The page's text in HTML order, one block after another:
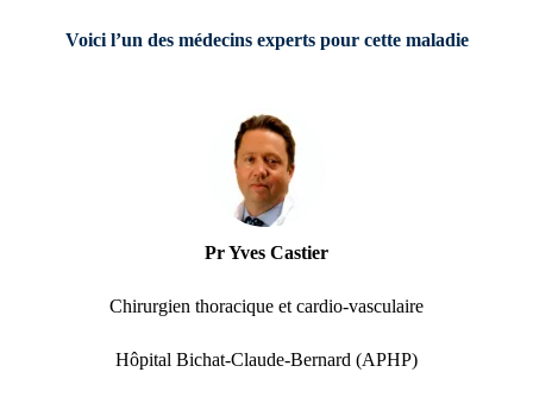
Voici l’un des médecins experts pour cette maladie
Pr Yves Castier
Chirurgien thoracique et cardio-vasculaire
Hôpital Bichat-Claude-Bernard (APHP)